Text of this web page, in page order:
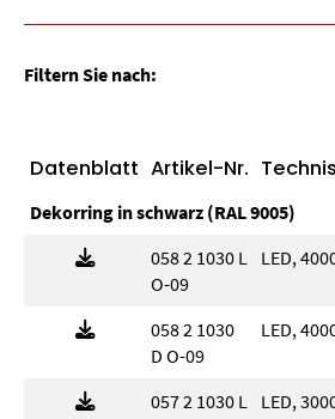
Filtern Sie nach:
Datenblatt Artikel-Nr.
Dekorring in schwarz (RAL 9005)
058 2 1030 L
O-09
LED,
058 2 1030
D O-09
LED,
057 2 1030 L
LED,